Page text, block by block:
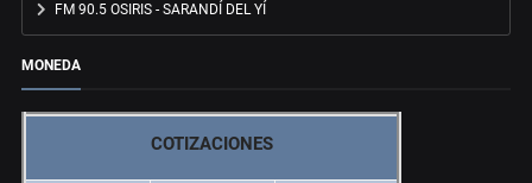
FM 90.5 OSIRIS - SARANDÍ DEL YÍ
MONEDA
COTIZACIONES